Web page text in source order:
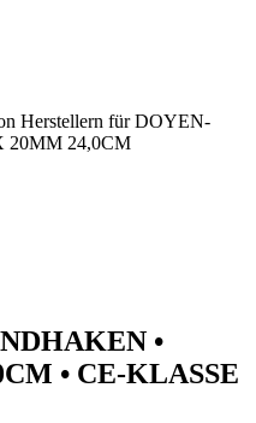
Herstellern für DOYEN-
24,0CM
•
• CE-KLASSE